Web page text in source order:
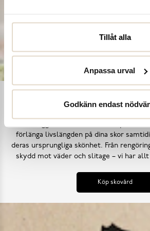
Tillåt alla
Anpassa urval
Godkänn endast
Ta hand om
förlänga livslängden på dina skor
deras ursprungliga skönhet. Från
skydd mot väder och slitage – vi har allt
Köp skovård